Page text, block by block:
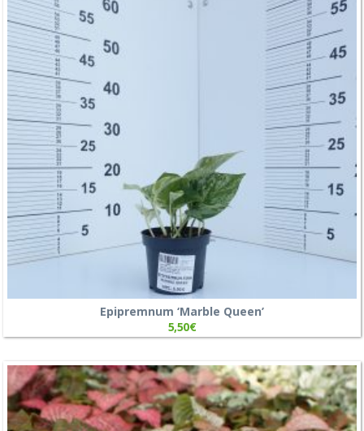
Epipremnum ‘Marble Queen’
5,50€